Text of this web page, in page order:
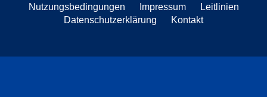
Nutzungsbedingungen Impressum
Leitlinien
Datenschutzerklärung
Kontakt